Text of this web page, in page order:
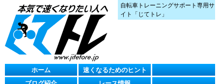
自転車トレーニングサポート専用サ
イト「じてトレ」
ホーム
速くなるためのヒント